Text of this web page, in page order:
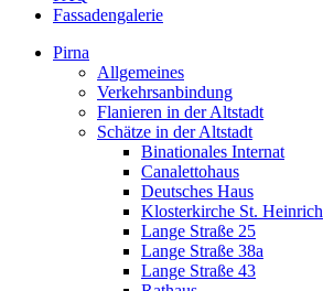
Fassadengalerie
Pirna
Allgemeines
Verkehrsanbindung
Flanieren in der Altstadt
Schätze in der Altstadt
Binationales Internat
Canalettohaus
Deutsches Haus
Klosterkirche St. Heinrich
Lange Straße 25
Lange Straße 38a
Lange Straße 43